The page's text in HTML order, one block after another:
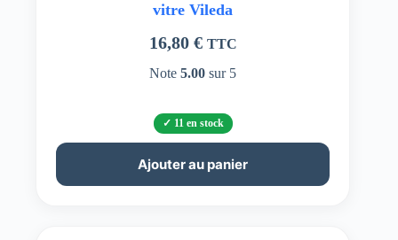
vitre Vileda
16,80 € TTC
Note5.00 sur 5
11 en stock
Ajouter au panier